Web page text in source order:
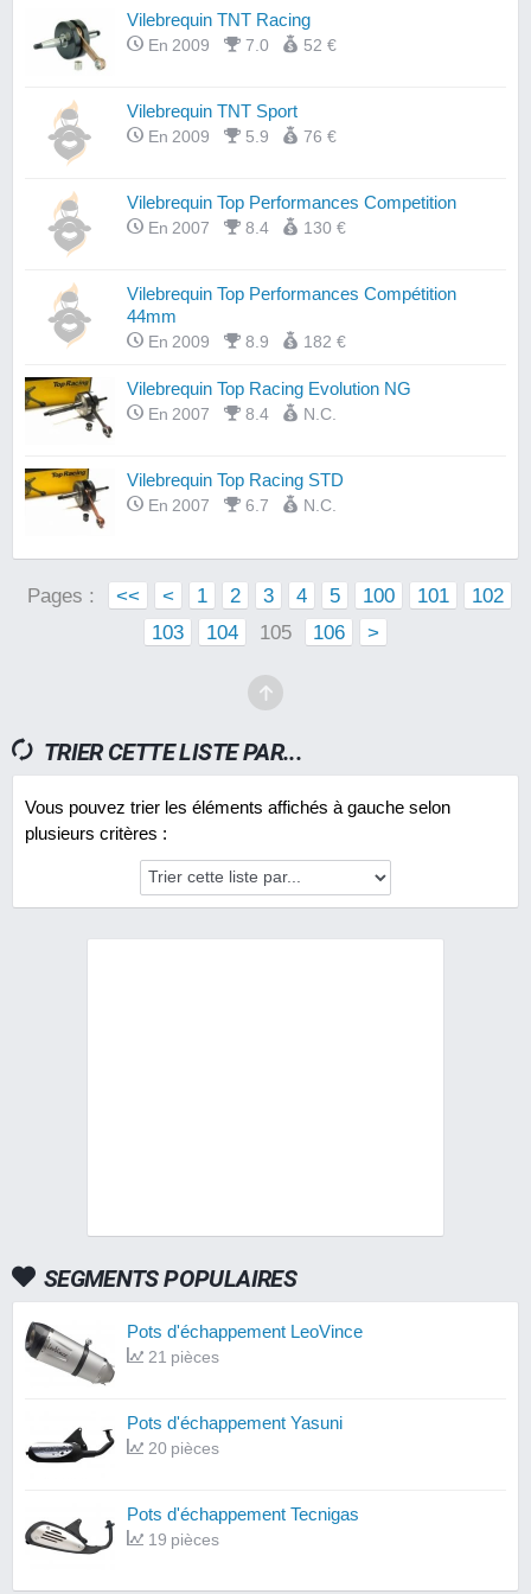
Vilebrequin TNT Racing
En 2009 7.0 52 €
Vilebrequin TNT Sport
En 2009 5.9 76 €
Vilebrequin Top Performances Competition
En 2007 8.4 130 €
Vilebrequin Top Performances Compétition
44mm
En 2009 8.9 182 €
Vilebrequin Top Racing Evolution NG
En 2007 8.4 N.C.
Vilebrequin Top Racing STD
En 2007 6.7 N.C.
Pages : << < 1 2 3 4 5 100 101
102
103
104 105 106 >
TRIER CETTE LISTE PAR...
Vous pouvez trier les éléments affichés à gauche selon
plusieurs critères :
SEGMENTS POPULAIRES
Pots d'échappement LeoVince
21 pièces
Pots d'échappement Yasuni
20 pièces
Pots d'échappement Tecnigas
19 pièces